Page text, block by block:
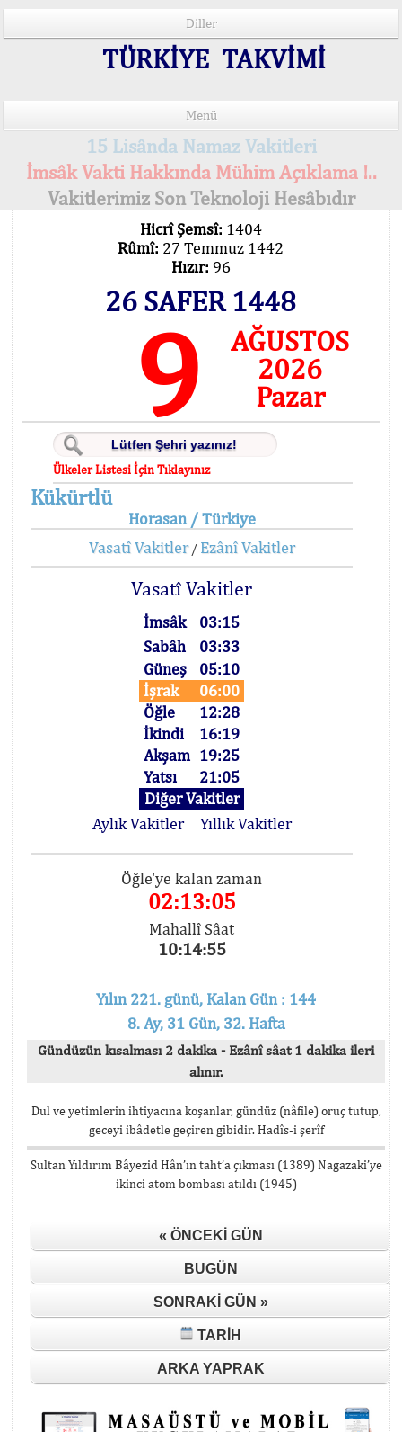
Diller
TÜRKİYE TAKVİMİ
Menü
15 Lisânda Namaz Vakitleri
İmsâk Vakti Hakkında Mühim Açıklama !..
Vakitlerimiz Son Teknoloji Hesâbıdır
Hicrî Şemsî: 1404
Rûmî: 27 Temmuz 1442
Hızır: 96
26 SAFER 1448
9
AĞUSTOS
2026
Pazar
Ülkeler Listesi İçin Tıklayınız
Kükürtlü
Horasan / Türkiye
Vasatî Vakitler/ Ezânî Vakitler
Vasatî Vakitler
İmsâk
03:15
Sabâh
03:33
Güneş
05:10
İşrak
06:00
Öğle
12:28
İkindi
16:19
Akşam 19:25
Yatsı
21:05
Diğer Vakitler
Aylık Vakitler
Yıllık Vakitler
Öğle'ye kalan zaman
02:13:05
Mahallî Sâat
10:14:55
Yılın 221. günü, Kalan Gün : 144
8. Ay, 31 Gün, 32. Hafta
Gündüzün kısalması 2 dakika - Ezânî sâat 1 dakika ileri
alınır.
Dul ve yetimlerin ihtiyacına koşanlar, gündüz (nâfile) oruç tutup,
geceyi ibâdetle geçiren gibidir. Hadîs-i şerîf
Sultan Yıldırım Bâyezid Hân’ın taht’a çıkması (1389) Nagazaki’ye
ikinci atom bombası atıldı (1945)
« ÖNCEKI GÜN
BUGÜN
SONRAKI GÜN »
TARIH
ARKA YAPRAK